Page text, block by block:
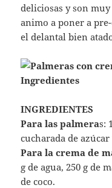
deliciosas y son
animo a poner a
el delantal bien
INGREDIENTES
Para las palmeras:
cucharada de
Para la crema de
g de agua, 250 g de
de coco.